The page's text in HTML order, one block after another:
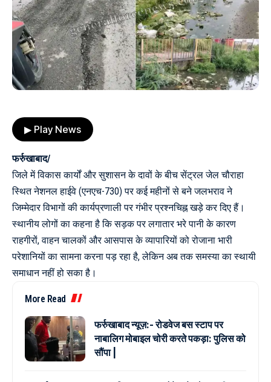
▶ Play News
फर्रुखाबाद/
जिले में विकास कार्यों और सुशासन के दावों के बीच सेंट्रल जेल चौराहा
स्थित नेशनल हाईवे (एनएच-730) पर कई महीनों से बने जलभराव ने
जिम्मेदार विभागों की कार्यप्रणाली पर गंभीर प्रश्नचिह्न खड़े कर दिए हैं।
स्थानीय लोगों का कहना है कि सड़क पर लगातार भरे पानी के कारण
राहगीरों, वाहन चालकों और आसपास के व्यापारियों को रोजाना भारी
परेशानियों का सामना करना पड़ रहा है, लेकिन अब तक समस्या का स्थायी
समाधान नहीं हो सका है।
More Read
फर्रुखाबाद न्यूज़:- रोडवेज बस स्टाप पर
नाबालिग मोबाइल चोरी करते पकड़ा: पुलिस को
सौंपा |